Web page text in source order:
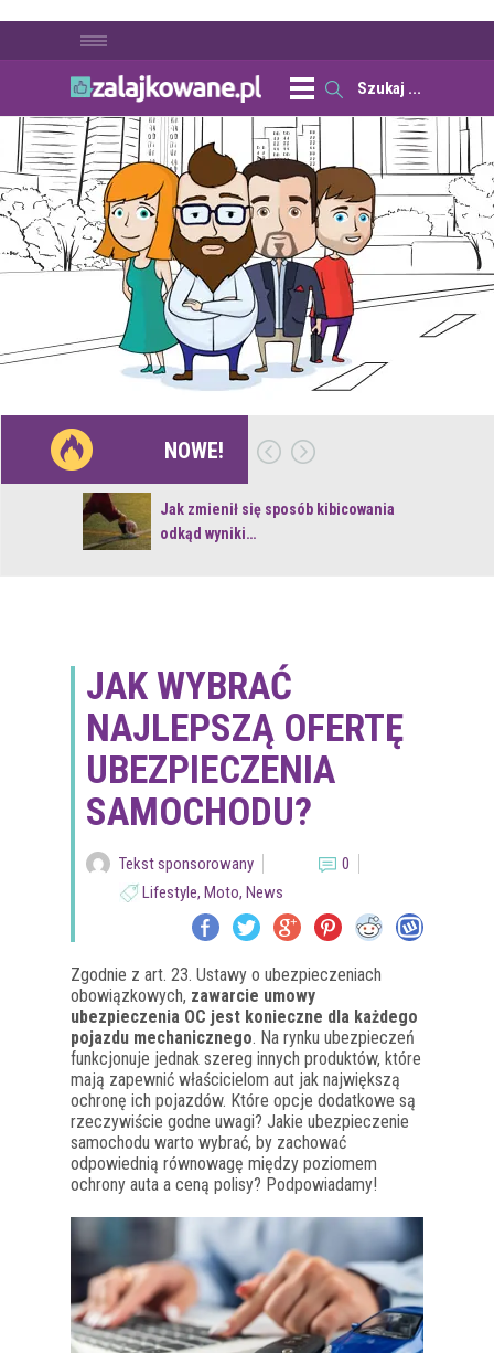
NOWE!
Jak zmienił się sposób kibicowania
odkąd wyniki…
JAK WYBRAĆ
NAJLEPSZĄ OFERTĘ
UBEZPIECZENIA
SAMOCHODU?
Tekst sponsorowany
0
Lifestyle, Moto, News
Zgodnie z art. 23. Ustawy o ubezpieczeniach
obowiązkowych, zawarcie umowy
ubezpieczenia OC jest konieczne dla każdego
pojazdu mechanicznego. Na rynku ubezpieczeń
funkcjonuje jednak szereg innych produktów, które
mają zapewnić właścicielom aut jak największą
ochronę ich pojazdów. Które opcje dodatkowe są
rzeczywiście godne uwagi? Jakie ubezpieczenie
samochodu warto wybrać, by zachować
odpowiednią równowagę między poziomem
ochrony auta a ceną polisy? Podpowiadamy!